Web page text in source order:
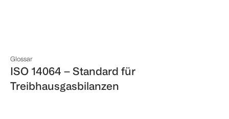
Glossar
ISO 14064 – Standard für
Treibhausgasbilanzen